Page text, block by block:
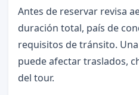
Antes de reservar revisa
duración total, país de
requisitos de tránsito.
puede afectar traslados,
del tour.